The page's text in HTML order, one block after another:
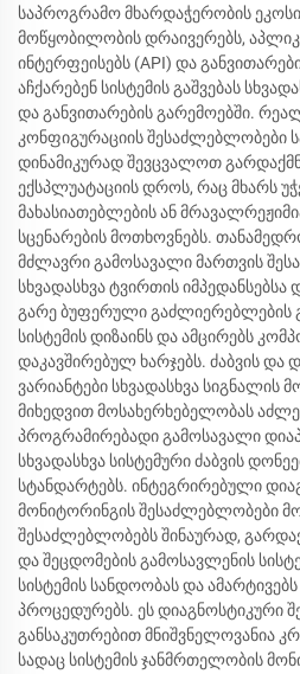
საპროგრამო მხარდაჭერობის
მოწყობილობის დრაივერებს,
ინტერფეისებს (API) და
აჩქარებენ სისტემის გაშვებას
და განვითარების გარემოებში.
კონფიგურაციის შესაძლებლობები
დინამიკურად შევცვალოთ
ექსპლუატაციის დროს, რაც მხარს
მახასიათებლების ან
სცენარების მოთხოვნებს.
მძლავრი გამოსავალი მართვის
სხვადასხვა ტვირთის
გარე ბუფერული გაძლიერებლების
სისტემის დიზაინს და ამცირებს
დაკავშირებულ ხარჯებს. ძაბვის და
ვარიანტები სხვადასხვა სიგნალის
მიხედვით მოსახერხებელობას
პროგრამირებადი გამოსავალი
სხვადასხვა სისტემური ძაბვის
სტანდარტებს. ინტეგრირებული
მონიტორინგის შესაძლებლობები
შესაძლებლობებს შინაურად,
და შეცდომების გამოსავლენის
სისტემის სანდოობას და
პროცედურებს. ეს დიაგნოსტიკური
განსაკუთრებით მნიშვნელოვანია
სადაც სისტემის ჯანმრთელობის